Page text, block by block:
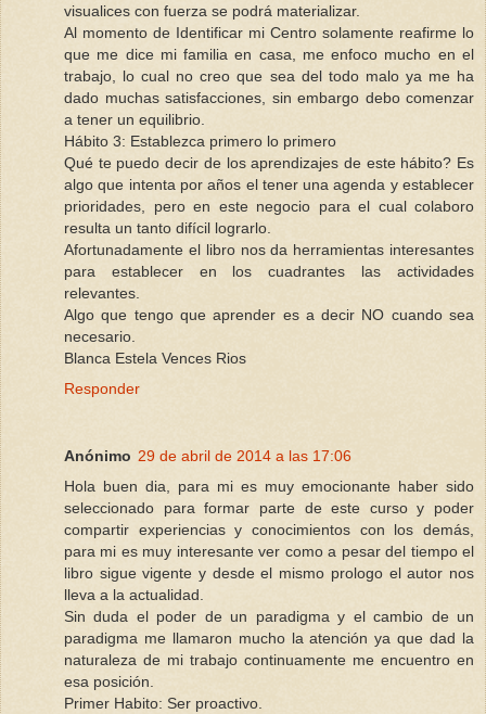
visualices con fuerza se podrá materializar.
Al momento de Identificar mi Centro solamente reafirme lo
que me dice mi familia en casa, me enfoco mucho en el
trabajo, lo cual no creo que sea del todo malo ya me ha
dado muchas satisfacciones, sin embargo debo comenzar
a tener un equilibrio.
Hábito 3: Establezca primero lo primero
Qué te puedo decir de los aprendizajes de este hábito? Es
algo que intenta por años el tener una agenda y establecer
prioridades, pero en este negocio para el cual colaboro
resulta un tanto difícil lograrlo.
Afortunadamente el libro nos da herramientas interesantes
para establecer en los cuadrantes las actividades
relevantes.
Algo que tengo que aprender es a decir NO cuando sea
necesario.
Blanca Estela Vences Rios
Responder
Anónimo 29 de abril de 2014 a las 17:06
Hola buen dia, para mi es muy emocionante haber sido
seleccionado para formar parte de este curso y poder
compartir experiencias y conocimientos con los demás,
para mi es muy interesante ver como a pesar del tiempo el
libro sigue vigente y desde el mismo prologo el autor nos
lleva a la actualidad.
Sin duda el poder de un paradigma y el cambio de un
paradigma me llamaron mucho la atención ya que dad la
naturaleza de mi trabajo continuamente me encuentro en
esa posición.
Primer Habito: Ser proactivo.